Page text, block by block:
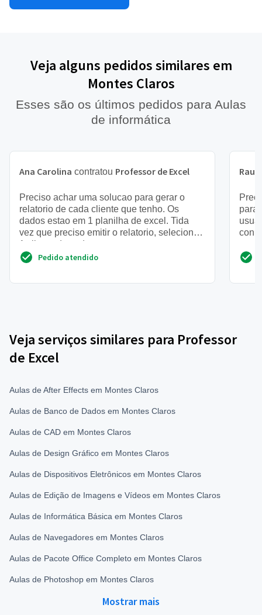
Veja alguns pedidos similares em
Montes Claros
Esses são os últimos pedidos para Aulas
de informática
Ana Carolina contratou Professor de Excel
Preciso achar uma solucao para gerar o
relatorio de cada cliente que tenho. Os
dados estao em 1 planilha de excel. Tida
vez que preciso emitir o relatorio, seleciono
1 cliente de cada vez...
Pedido atendido
Raul
para
Veja serviços similares para Professor
de Excel
Aulas de After Effects em Montes Claros
Aulas de Banco de Dados em Montes Claros
Aulas de CAD em Montes Claros
Aulas de Design Gráfico em Montes Claros
Aulas de Dispositivos Eletrônicos em Montes Claros
Aulas de Edição de Imagens e Vídeos em Montes Claros
Aulas de Informática Básica em Montes Claros
Aulas de Navegadores em Montes Claros
Aulas de Pacote Office Completo em Montes Claros
Aulas de Photoshop em Montes Claros
Mostrar mais